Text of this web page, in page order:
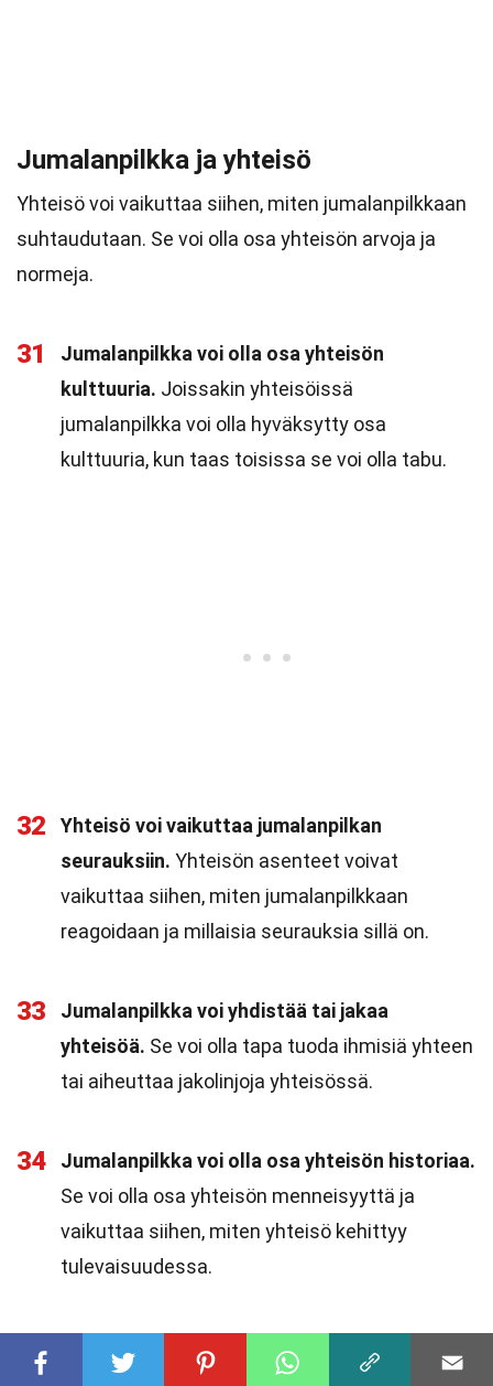
Jumalanpilkka ja yhteisö
Yhteisö voi vaikuttaa siihen, miten jumalanpilkkaan
suhtaudutaan. Se voi olla osa yhteisön arvoja ja
normeja.
31
Jumalanpilkka voi olla osa yhteisön
kulttuuria. Joissakin yhteisöissä
jumalanpilkka voi olla hyväksytty osa
kulttuuria, kun taas toisissa se voi olla tabu.
32
Yhteisö voi vaikuttaa jumalanpilkan
seurauksiin. Yhteisön asenteet voivat
vaikuttaa siihen, miten jumalanpilkkaan
reagoidaan ja millaisia seurauksia sillä on.
33
Jumalanpilkka voi yhdistää tai jakaa
yhteisöä. Se voi olla tapa tuoda ihmisiä yhteen
tai aiheuttaa jakolinjoja yhteisössä.
34
Jumalanpilkka voi olla osa yhteisön historiaa.
Se voi olla osa yhteisön menneisyyttä ja
vaikuttaa siihen, miten yhteisö kehittyy
tulevaisuudessa.